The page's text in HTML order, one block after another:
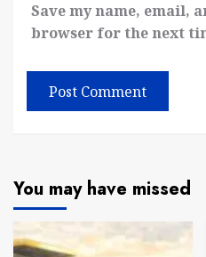
Save my name, email,
browser for the next
You may have missed